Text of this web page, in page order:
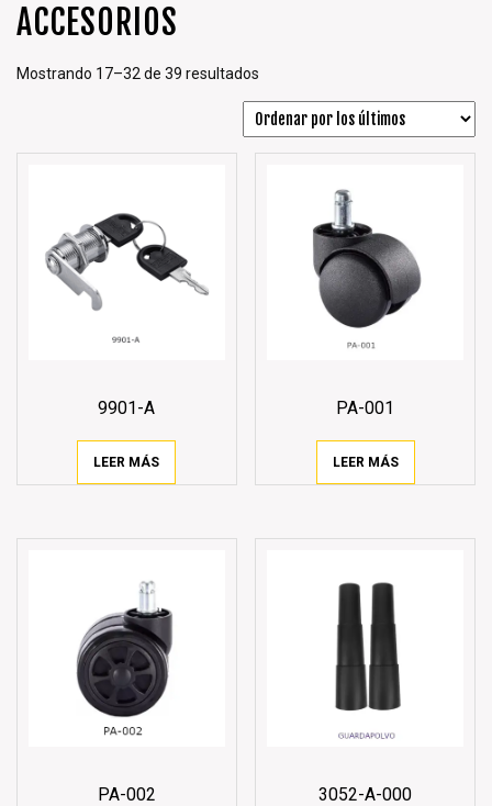
ACCESORIOS
Mostrando 17–32 de 39 resultados
9901-A
LEER MÁS
PA-001
LEER MÁS
PA-002 3052-A-000